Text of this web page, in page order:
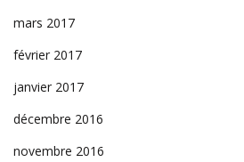
mars 2017
février 2017
janvier 2017
décembre 2016
novembre 2016